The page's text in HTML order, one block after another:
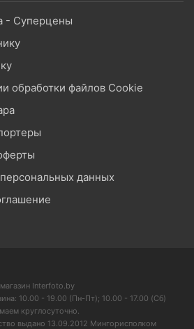
- Суперцены
обработки файлов Cookie
данных
Interfoto.by
10.00 - 19.00 (Пн-Пт); 10.00 - 17.00 (Сб)
круглосуточно.
выдано 13.09.2012 Мингорисполком